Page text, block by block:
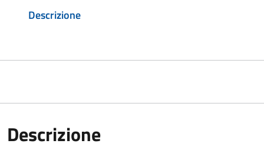
Descrizione
Descrizione